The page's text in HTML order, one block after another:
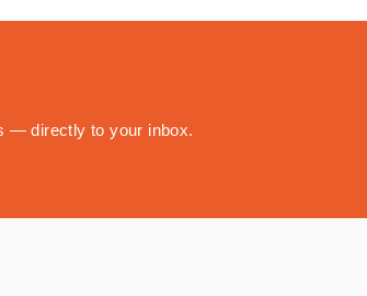
— directly to your inbox.